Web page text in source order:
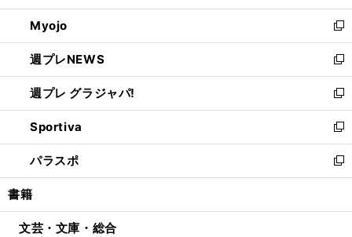
開
く
ウ
で
開
く
ン
ド
ウ
で
開
く
ウ
ィ
ン
ド
ウ
で
開
く
Myojo
新
し
い
ウ
ィ
ン
ド
ウ
で
開
週プレNEWS
新
し
い
ウ
ィ
ン
ド
ウ
開
週プレ グラジャパ!
新
し
い
ウ
ィ
ン
ウ
Sportiva
新
し
い
ウ
ン
パラスポ
新
し
ウ
書籍
文芸・文庫・総合